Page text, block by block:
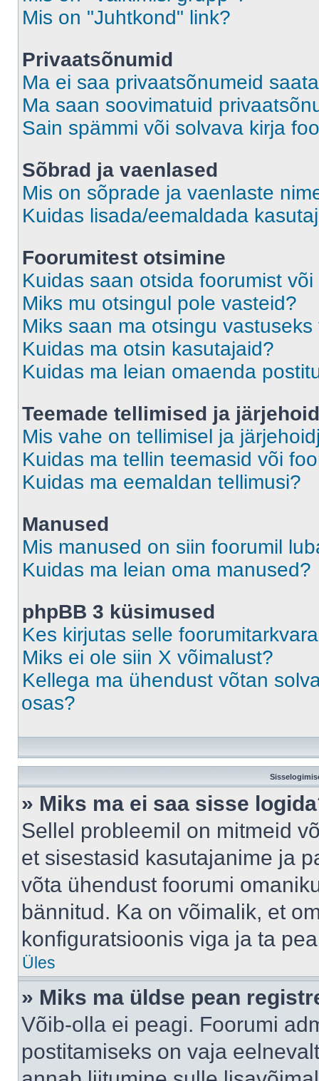
Mis on "Juhtkond" link?
Privaatsõnumid
Ma ei saa privaatsõnumeid
Ma saan soovimatuid
Sain spämmi või solvava kirja
Sõbrad ja vaenlased
Mis on sõprade ja vaenlaste
Kuidas lisada/eemaldada
Foorumitest otsimine
Kuidas saan otsida foorumist
Miks mu otsingul pole vasteid?
Miks saan ma otsingu
Kuidas ma otsin kasutajaid?
Kuidas ma leian omaenda
Teemade tellimised ja
Mis vahe on tellimisel ja
Kuidas ma tellin teemasid või
Kuidas ma eemaldan tellimusi?
Manused
Mis manused on siin foorumil
Kuidas ma leian oma manused?
phpBB 3 küsimused
Kes kirjutas selle
Miks ei ole siin X võimalust?
Kellega ma ühendust võtan
osas?
» Miks ma ei saa sisse
Sellel probleemil on mitmeid
et sisestasid kasutajanime ja
võta ühendust foorumi
bännitud. Ka on võimalik, et
konfiguratsioonis viga ja ta
Üles
» Miks ma üldse pean
Võib-olla ei peagi. Foorumi
postitamiseks on vaja